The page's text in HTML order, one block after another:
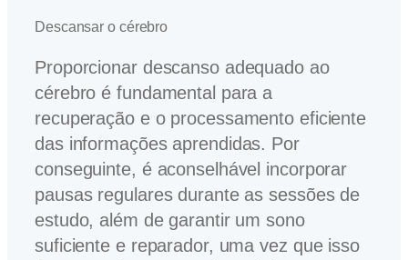
Descansar o cérebro
Proporcionar descanso adequado ao
cérebro é fundamental para a
recuperação e o processamento eficiente
das informações aprendidas. Por
conseguinte, é aconselhável incorporar
pausas regulares durante as sessões de
estudo, além de garantir um sono
suficiente e reparador, uma vez que isso